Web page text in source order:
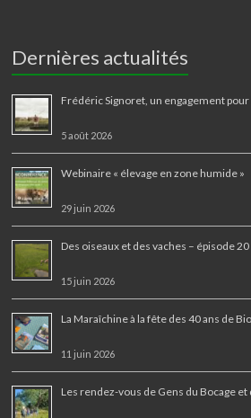
Dernières actualités
Frédéric Signoret, un engagement
5 août 2026
Webinaire « élevage en zone humide »
29 juin 2026
Des oiseaux et des vaches – épisode 20
15 juin 2026
La Maraîchine à la fête des 40 ans de
11 juin 2026
Les rendez-vous de Gens du Bocage et